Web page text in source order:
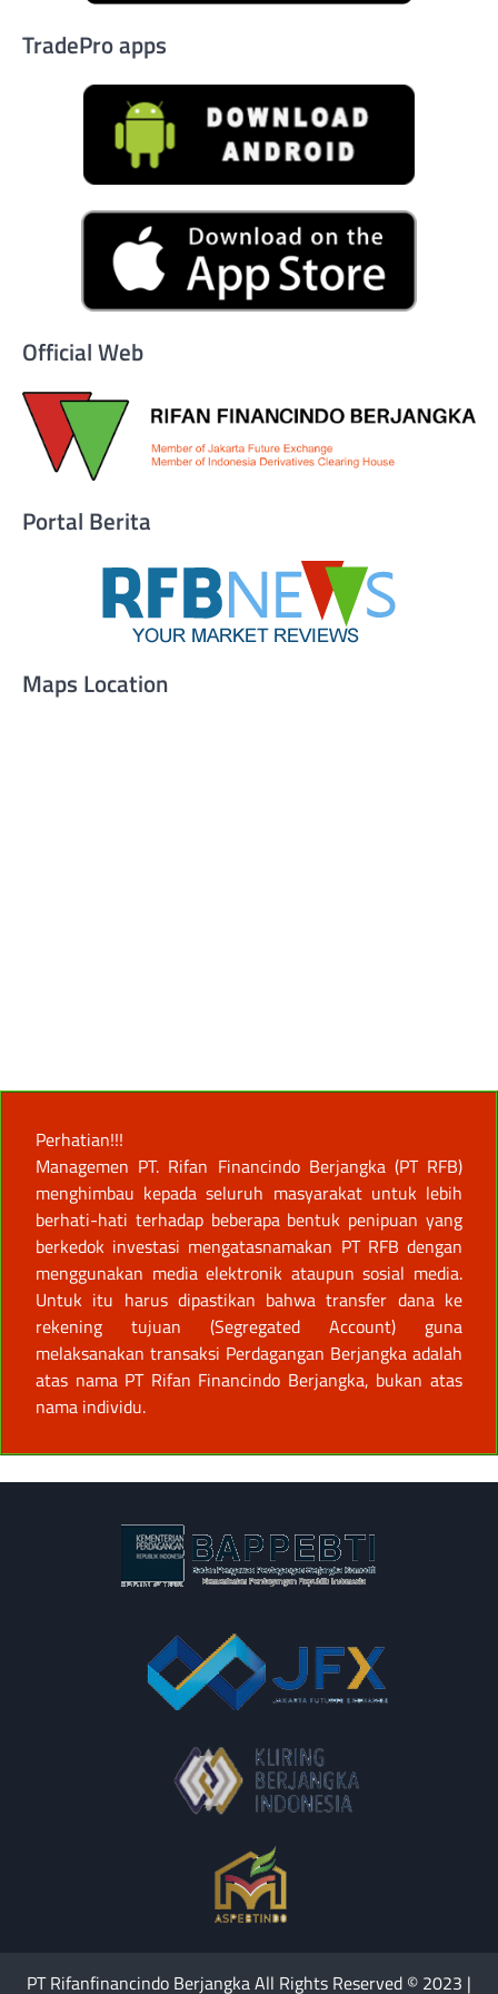
TradePro apps
Official Web
Portal Berita
Maps Location
Perhatian!!!
Managemen PT. Rifan Financindo Berjangka (PT RFB)
menghimbau kepada seluruh masyarakat untuk lebih
berhati-hati terhadap beberapa bentuk penipuan yang
berkedok investasi mengatasnamakan PT RFB dengan
menggunakan media elektronik ataupun sosial media.
Untuk itu harus dipastikan bahwa transfer dana ke
rekening tujuan (Segregated Account) guna
melaksanakan transaksi Perdagangan Berjangka adalah
atas nama PT Rifan Financindo Berjangka, bukan atas
nama individu.
PT Rifanfinancindo Berjangka All Rights Reserved © 2023 |